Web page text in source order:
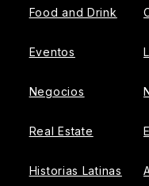
Food and Drink
Eventos
Negocios
Real Estate
Historias Latinas